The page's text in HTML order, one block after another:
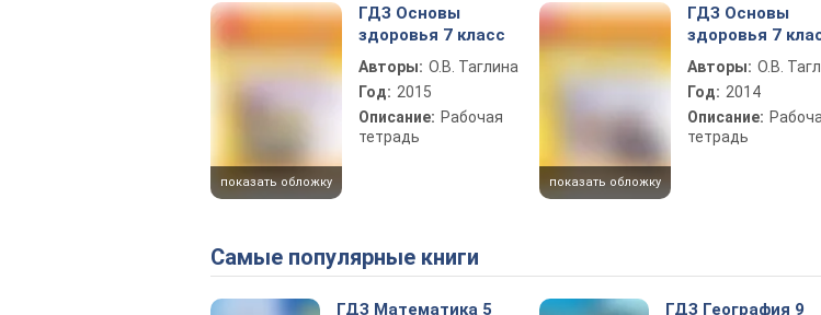
показать обложку
ГДЗ Основы
здоровья 7 класс
Авторы: О.В. Таглина
Год: 2015
Описание: Рабочая
тетрадь
показать обложку
ГДЗ Основы
здоровья 7
Авторы: О.В.
Год: 2014
Описание:
тетрадь
Самые популярные книги
ГДЗ Математика 5
ГДЗ География 9